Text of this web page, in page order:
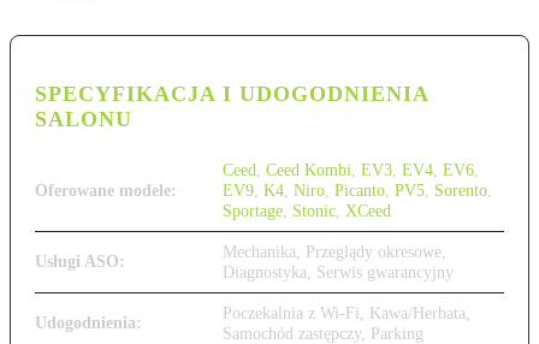
SPECYFIKACJA I UDOGODNIENIA
SALONU
Oferowane modele:
Ceed Ceed Kombi EV3 EV4 EV6
EV9 K4 Niro Picanto PV5 Sorento
Sportage Stonic XCeed
Usługi ASO:
Mechanika, Przeglądy okresowe,
Diagnostyka, Serwis gwarancyjny
Udogodnienia:
Poczekalnia z Wi-Fi, Kawa/Herbata,
Samochód zastępczy, Parking